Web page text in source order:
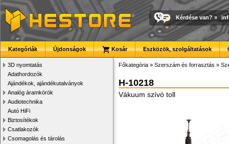
Kérdése van? »
Kategóriák Újdonságok Kosár Eszközök, szolgáltatások
3D nyomtatás
Adathordozók
Ajándékok, ajándékutalványok
Analóg áramkörök
Audiotechnika
Autó HiFi
Biztosítékok
Csatlakozók
Csomagolás és tárolás
Főkategória » Szerszám és forrasztás »
H-10218
Vákuum szívó toll